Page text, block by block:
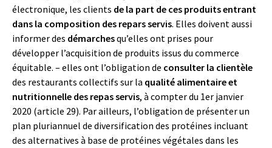
électronique, les clients de la part de ces produits entrant
dans la composition des repars servis. Elles doivent aussi
informer des démarchesqu’elles ont prises pour
développer l’acquisition de produits issus du commerce
équitable. – elles ont l’obligation de consulter la clientèle
des restaurants collectifs sur la qualité alimentaire et
nutritionnelle des repas servis, à compter du 1er janvier
2020 (article 29). Par ailleurs, l’obligation de présenter un
plan pluriannuel de diversification des protéines incluant
des alternatives à base de protéines végétales dans les